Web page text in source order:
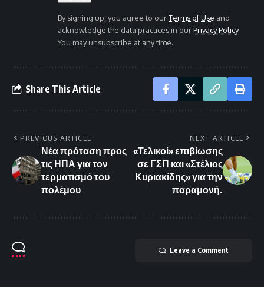
By signing up, you agree to ourTerms of Use and
acknowledge the data practices in ourPrivacy Policy.
You may unsubscribe at any time.
Share This Article
PREVIOUS ARTICLE
Νέα πρόταση προς
τις ΗΠΑ για τον
τερματισμό του
πολέμου
NEXT ARTICLE
«Τελικοί» επιβίωσης
σε ΓΣΠ και «Στέλιος
Κυριακίδης» για την
παραμονή.
Leave a Comment